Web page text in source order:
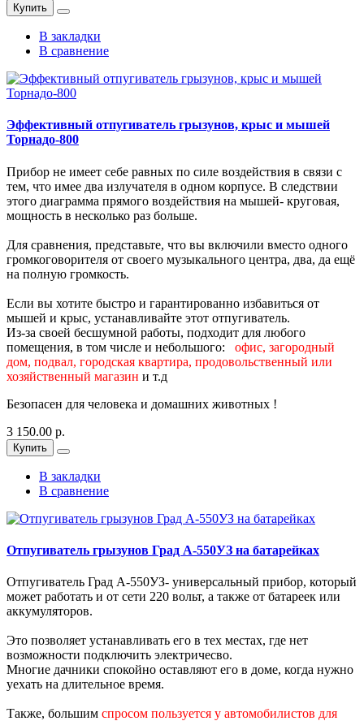
Купить
В закладки
В сравнение
Эффективный отпугиватель грызунов, крыс и мышей
Торнадо-800
Прибор не имеет себе равных по силе воздействия в связи с
тем, что имее два излучателя в одном корпусе. В следствии
этого диаграмма прямого воздействия на мышей- круговая,
мощность в несколько раз больше.
Для сравнения, представьте, что вы включили вместо одного
громкоговорителя от своего музыкального центра, два, да ещё
на полную громкость.
Если вы хотите быстро и гарантированно избавиться от
мышей и крыс, устанавливайте этот отпугиватель.
Из-за своей бесшумной работы, подходит для любого
помещения, в том числе и небольшого: офис, загородный
дом, подвал, городская квартира, продовольственный или
хозяйственный магазин и т.д
Безопасен для человека и домашних животных !
3 150.00 р.
Купить
В закладки
В сравнение
Отпугиватель грызунов Град А-550УЗ на батарейках
Отпугиватель Град А-550УЗ- универсальный прибор, который
может работать и от сети 220 вольт, а также от батареек или
аккумуляторов.
Это позволяет устанавливать его в тех местах, где нет
возможности подключить электричесво.
Многие дачники спокойно оставляют его в доме, когда нужно
уехать на длительное время.
Также, большим спросом пользуется у автомобилистов для